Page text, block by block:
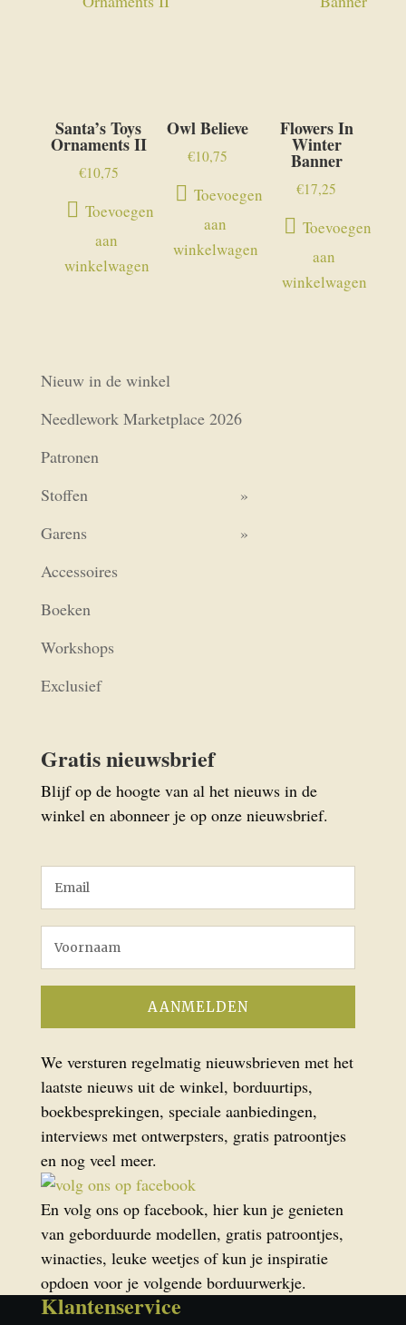
Santa’s Toys
Ornaments II
€10,75
Toevoegen
aan
winkelwagen
Owl Believe
€10,75
Toevoegen
aan
winkelwagen
Flowers In
Winter
Banner
€17,25
Toevoegen
aan
winkelwagen
Nieuw in de winkel
Needlework Marketplace 2026
Patronen
Stoffen
Garens
Accessoires
Boeken
Workshops
Exclusief
Gratis nieuwsbrief
Blijf op de hoogte van al het nieuws in de
winkel en abonneer je op onze nieuwsbrief.
We versturen regelmatig nieuwsbrieven met het
laatste nieuws uit de winkel, borduurtips,
boekbesprekingen, speciale aanbiedingen,
interviews met ontwerpsters, gratis patroontjes
en nog veel meer.
En volg ons op facebook, hier kun je genieten
van geborduurde modellen, gratis patroontjes,
winacties, leuke weetjes of kun je inspiratie
opdoen voor je volgende borduurwerkje.
Klantenservice